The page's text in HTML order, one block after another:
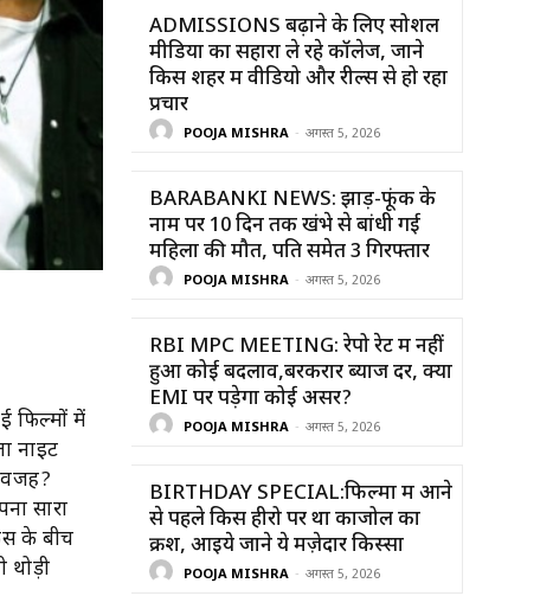
फिल्मों में
नाइट
वजह?
सारा
के बीच
थोड़ी
ADMISSIONS बढ़ाने के लिए सोशल
मीडिया का सहारा ले रहे कॉलेज, जाने
किस शहर में वीडियो और रील्स से हो रहा
प्रचार
POOJA MISHRA - अगस्त 5, 2026
BARABANKI NEWS: झाड़-फूंक के
नाम पर 10 दिन तक खंभे से बांधी गई
महिला की मौत, पति समेत 3 गिरफ्तार
POOJA MISHRA - अगस्त 5, 2026
RBI MPC MEETING: रेपो रेट में नहीं
हुआ कोई बदलाव,बरकरार ब्याज दर, क्या
EMI पर पड़ेगा कोई असर?
POOJA MISHRA - अगस्त 5, 2026
BIRTHDAY SPECIAL:फिल्मों में आने
से पहले किस हीरो पर था काजोल का
क्रश, आइये जाने ये मज़ेदार किस्सा
POOJA MISHRA - अगस्त 5, 2026